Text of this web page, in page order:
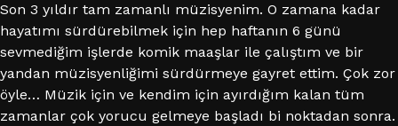
Son 3 yıldır tam zamanlı müzisyenim. O zamana kadar
hayatımı sürdürebilmek için hep haftanın 6 günü
sevmediğim işlerde komik maaşlar ile çalıştım ve bir
yandan müzisyenliğimi sürdürmeye gayret ettim. Çok zor
öyle… Müzik için ve kendim için ayırdığım kalan tüm
zamanlar çok yorucu gelmeye başladı bi noktadan sonra.